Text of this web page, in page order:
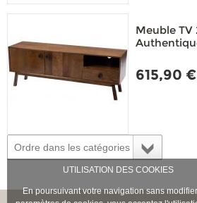
UTILISATION DES COOKIES
En poursuivant votre navigation sans
Meuble TV
615,90 €
Ordre dans les catégories